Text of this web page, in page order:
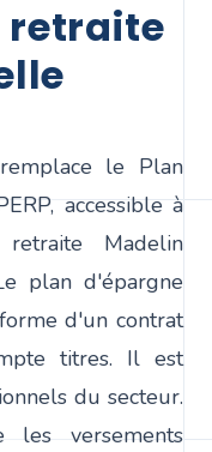
le Plan
accessible à
Madelin
plan d'épargne
d'un contrat
titres. Il est
du secteur.
versements